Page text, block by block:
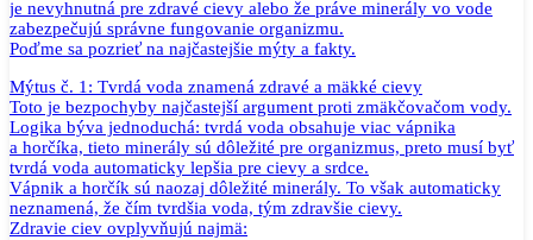
je nevyhnutná pre zdravé cievy alebo že práve minerály vo vode
zabezpečujú správne fungovanie organizmu.
Poďme sa pozrieť na najčastejšie mýty a fakty.
Mýtus č. 1: Tvrdá voda znamená zdravé a mäkké cievy
Toto je bezpochyby najčastejší argument proti zmäkčovačom vody.
Logika býva jednoduchá: tvrdá voda obsahuje viac vápnika
a horčíka, tieto minerály sú dôležité pre organizmus, preto musí byť
tvrdá voda automaticky lepšia pre cievy a srdce.
Vápnik a horčík sú naozaj dôležité minerály. To však automaticky
neznamená, že čím tvrdšia voda, tým zdravšie cievy.
Zdravie ciev ovplyvňujú najmä: